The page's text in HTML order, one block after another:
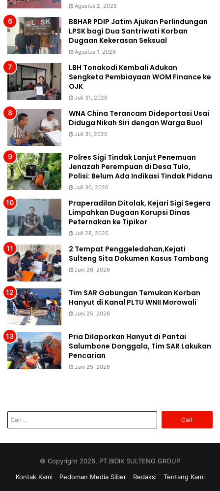
Agustus 2, 2026
BBHAR PDIP Jatim Ajukan Perlindungan
LPSK bagi Dua Santriwati Korban
Dugaan Kekerasan Seksual
Agustus 1, 2026
LBH Tonakodi Kembali Adukan
Sengketa Pembiayaan WOM Finance ke
OJK
Juli 31, 2026
WNA China Terancam Dideportasi Usai
Diduga Nikah Siri dengan Warga Buol
Juli 31, 2026
Polres Sigi Tindak Lanjut Penemuan
Jenazah Perempuan di Desa Tulo,
Polisi: Belum Ada Indikasi Tindak Pidana
Juli 30, 2026
Praperadilan Ditolak, Kejari Sigi Segera
Limpahkan Dugaan Korupsi Dinas
Peternakan ke Tipikor
Juli 28, 2026
2 Tempat Penggeledahan,Kejati
Sulteng Sita Dokumen Kasus Tambang
Juni 26, 2026
Tim SAR Gabungan Temukan Korban
Hanyut di Kanal PLTU WNII Morowali
Juni 25, 2026
Pria Dilaporkan Hanyut di Pantai
Salumbone Donggala, Tim SAR Lakukan
Pencarian
Juni 25, 2026
untuk:
© Copyright 2026, PT.BIDIK SULTENG GROUP
Kontak Kami
Pedoman Media Siber Redaksi Tentang Kami